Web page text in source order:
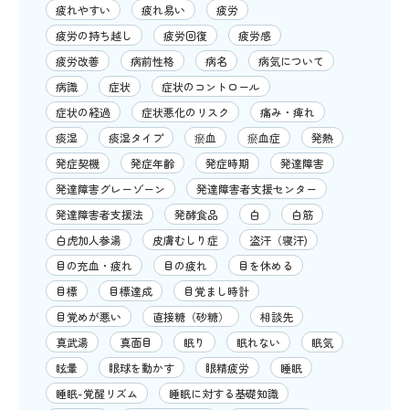
疲れやすい
疲れ易い
疲労
疲労の持ち越し
疲労回復
疲労感
疲労改善
病前性格 病名
病気について
病識
症状
症状のコントロール
症状の経過
症状悪化のリスク
痛み・痺れ
痰湿
痰湿タイプ 瘀血 瘀血症
発熱
発症契機
発症年齢 発症時期
発達障害
発達障害グレーゾーン
発達障害者支援センター
発達障害者支援法
発酵食品 白
白筋
白虎加人参湯
皮膚むしり症
盗汗（寝汗)
目の充血・疲れ
目の疲れ
目を休める
目標
目標達成
目覚まし時計
目覚めが悪い
直接糖（砂糖）
相談先
真武湯
真面目 眠り 眠れない
眠気
眩暈
眼球を動かす 眼精疲労
睡眠
睡眠-覚醒リズム
睡眠に対する基礎知識